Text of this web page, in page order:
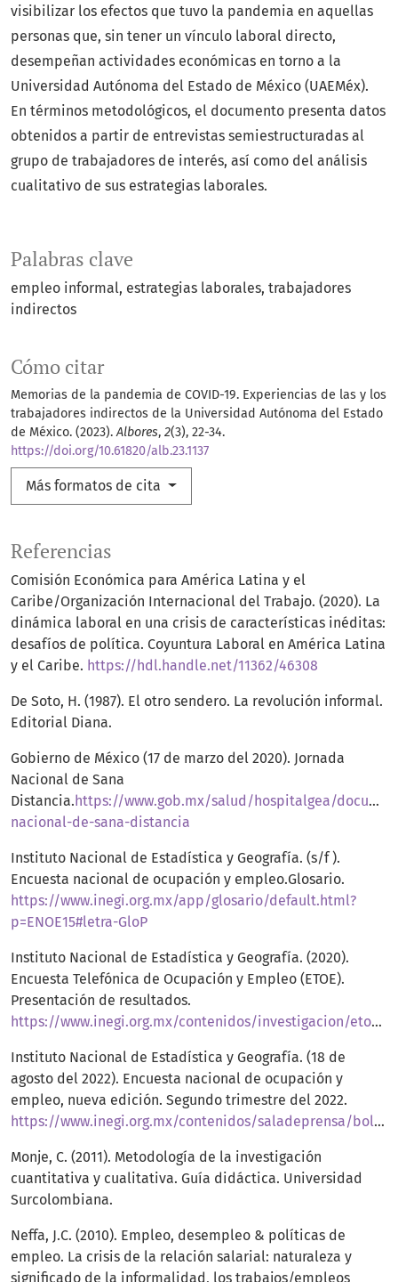
Palabras clave
empleo informal estrategias laborales trabajadores
indirectos
Cómo citar
Memorias de la pandemia de COVID-19. Experiencias de las y los
trabajadores indirectos de la Universidad Autónoma del Estado
de México. (2023).Albores, 2(3), 22-34.
https://doi.org/10.61820/alb.23.1137
Más formatos de cita
visibilizar los efectos que tuvo la pandemia en aquellas
personas que, sin tener un vínculo laboral directo,
desempeñan actividades económicas en torno a la
Universidad Autónoma del Estado de México (UAEMéx).
En términos metodológicos, el documento presenta datos
obtenidos a partir de entrevistas semiestructuradas al
grupo de trabajadores de interés, así como del análisis
cualitativo de sus estrategias laborales.
Referencias
Comisión Económica para América Latina y el
Caribe/Organización Internacional del Trabajo. (2020). La
dinámica laboral en una crisis de características inéditas:
desafíos de política. Coyuntura Laboral en América Latina
y el Caribe. https://hdl.handle.net/11362/46308
De Soto, H. (1987). El otro sendero. La revolución informal.
Editorial Diana.
Gobierno de México (17 de marzo del 2020). Jornada
Nacional de Sana
Distancia. https://www.gob.mx/salud/hospitalgea/
nacional-de-sana-distancia
Instituto Nacional de Estadística y Geografía. (s/f ).
Encuesta nacional de ocupación y empleo.Glosario.
https://www.inegi.org.mx/app/glosario/default.html?
p=ENOE15#letra-GloP
Instituto Nacional de Estadística y Geografía. (2020).
Encuesta Telefónica de Ocupación y Empleo (ETOE).
Presentación de resultados.
https://www.inegi.org.mx/contenidos/investigacion/etoe/doc/etoe_presentacion_resultados_abril_2020.pdf
Instituto Nacional de Estadística y Geografía. (18 de
agosto del 2022). Encuesta nacional de ocupación y
empleo, nueva edición. Segundo trimestre del 2022.
https://www.inegi.org.mx/contenidos/saladeprensa/boletines/2022/enoent/enoe_ie2022_08.pdf
Monje, C. (2011). Metodología de la investigación
cuantitativa y cualitativa. Guía didáctica. Universidad
Surcolombiana.
Neffa, J.C. (2010). Empleo, desempleo & políticas de
empleo. La crisis de la relación salarial: naturaleza y
significado de la informalidad, los trabajos/empleos